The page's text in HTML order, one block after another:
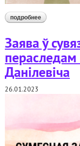
подробнее о заява
Заява ў
пераследам
Данілевіча
26.01.2023